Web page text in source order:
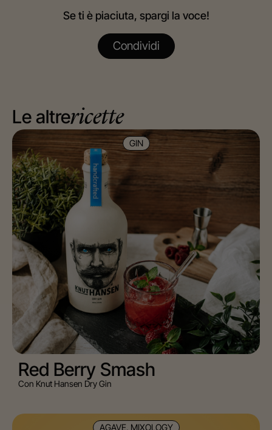
Se ti è piaciuta, spargi la voce!
Condividi
Le altrericette
GIN
Red Berry Smash
Con Knut Hansen Dry Gin
AGAVE, MIXOLOGY